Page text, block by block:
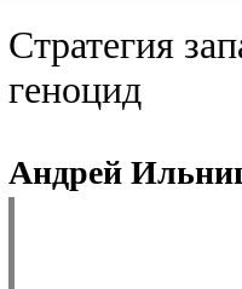
Стратегия
геноцид
Андрей